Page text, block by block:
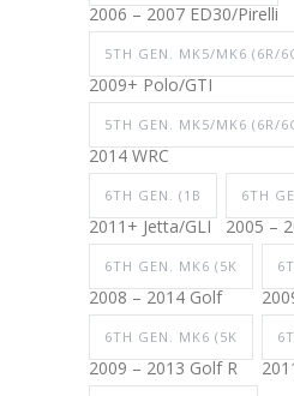
2006 – 2007 ED30/Pirelli
5TH GEN. MK5/MK6 (6R/
2009+ Polo/GTI
5TH GEN. MK5/MK6 (6R/
2014 WRC
6TH GEN. (1B
2011+ Jetta/GLI
6TH
2005 –
6TH GEN. MK6 (5K
2008 – 2014 Golf
6TH GEN. MK6 (5K
2009 – 2013 Golf R